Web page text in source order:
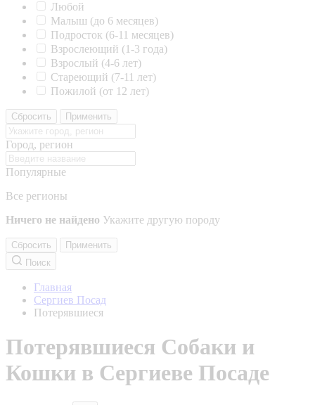
Любой
Малыш (до 6 месяцев)
Подросток (6-11 месяцев)
Взрослеющий (1-3 года)
Взрослый (4-6 лет)
Стареющий (7-11 лет)
Пожилой (от 12 лет)
Сбросить Применить
Город, регион
Популярные
Все регионы
Ничего не найдено Укажите другую породу
Сбросить
Применить
Поиск
Главная
Сергиев Посад
Потерявшиеся
Потерявшиеся Собаки и
Кошки в Сергиеве Посаде